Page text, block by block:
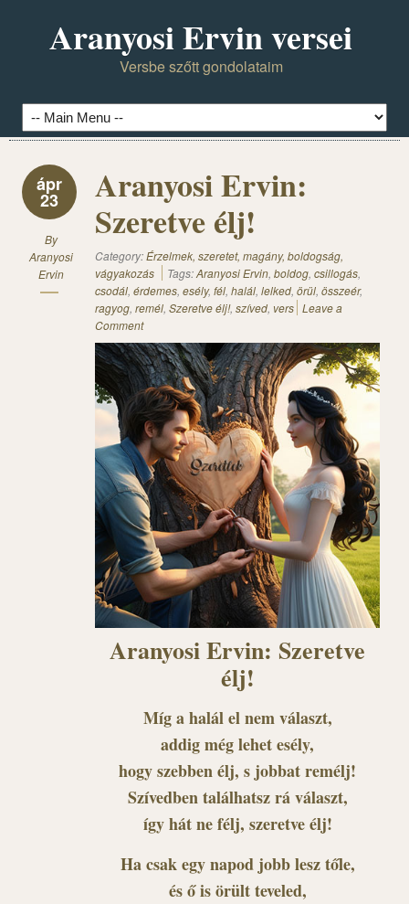
Aranyosi Ervin versei
Versbe szőtt gondolataim
ápr
23
By
Aranyosi
Ervin
Aranyosi Ervin:
Szeretve élj!
Category:Érzelmek, szeretet, magány, boldogság,
vágyakozás
Tags:Aranyosi Ervin, boldog, csillogás,
csodál, érdemes, esély, fél, halál, lelked, örül, összeér,
ragyog, remél, Szeretve élj!, szíved, vers Leave a
Comment
Aranyosi Ervin: Szeretve
élj!
Míg a halál el nem választ,
addig még lehet esély,
hogy szebben élj, s jobbat remélj!
Szívedben találhatsz rá választ,
így hát ne félj, szeretve élj!
Ha csak egy napod jobb lesz tőle,
és ő is örült teveled,